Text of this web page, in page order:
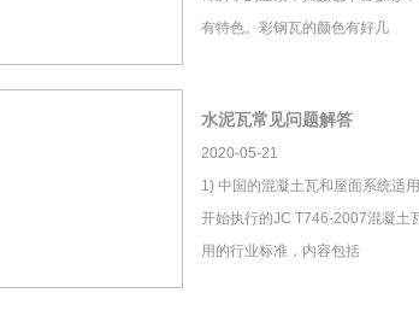
有特色。彩钢瓦的颜色有好几
水泥瓦常见问题解答
2020-05-21
1) 中国的混凝土瓦和屋面系统适
开始执行的JC T746-2007混凝土
用的行业标准，内容包括